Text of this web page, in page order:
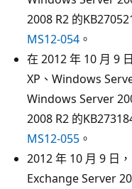
2008 R2 的
MS12-054 。
在 2012 年 10 月 9
XP、Windows
Windows Server
2008 R2 的
MS12-055 。
2012 年 10 月 9 日
Exchange Server